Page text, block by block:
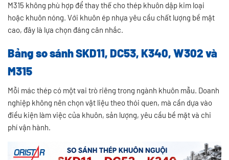
M315 không phù hợp để thay thế cho thép khuôn dập kim loại
hoặc khuôn nóng. Với khuôn ép nhựa yêu cầu chất lượng bề mặt
cao, đây là lựa chọn đáng cân nhắc.
Bảng so sánh SKD11, DC53, K340, W302 và
M315
Mỗi mác thép có một vai trò riêng trong ngành khuôn mẫu. Doanh
nghiệp không nên chọn vật liệu theo thói quen, mà cần dựa vào
điều kiện làm việc của khuôn, sản lượng, yêu cầu bề mặt và chi
phí vận hành.